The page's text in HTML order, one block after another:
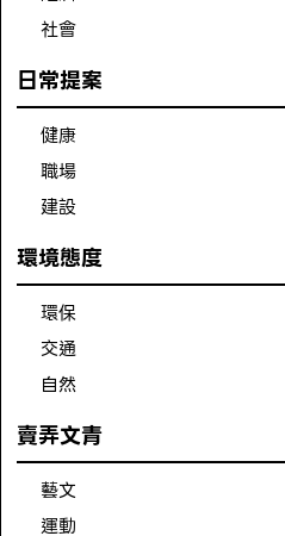
社會
日常提案
健康
職場
建設
環境態度
環保
交通
自然
賣弄文青
藝文
運動